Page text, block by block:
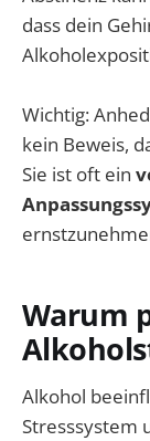
dass dein
Wichtig:
kein Beweis,
Sie ist oft ein
Warum
Alkohol
Stresssystem